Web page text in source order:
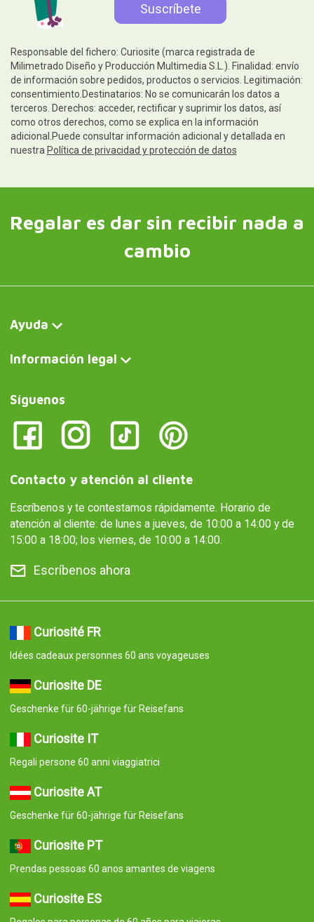
Responsable del fichero: Curiosite (marca registrada de
Milimetrado Diseño y Producción Multimedia S.L.). Finalidad: envío
de información sobre pedidos, productos o servicios. Legitimación:
consentimiento.Destinatarios: No se comunicarán los datos a
terceros. Derechos: acceder, rectificar y suprimir los datos, así
como otros derechos, como se explica en la información
adicional.Puede consultar información adicional y detallada en
nuestra Política de privacidad y protección de datos
Regalar es dar sin recibir nada a
cambio
Ayuda
Información legal
Síguenos
Contacto y atención al cliente
Escríbenos y te contestamos rápidamente. Horario de
atención al cliente: de lunes a jueves, de 10:00 a 14:00 y de
15:00 a 18:00; los viernes, de 10:00 a 14:00.
Escríbenos ahora
Curiosité FR
Idées cadeaux personnes 60 ans voyageuses
Curiosite DE
Geschenke für 60-jährige für Reisefans
Curiosite IT
Regali persone 60 anni viaggiatrici
Curiosite AT
Geschenke für 60-jährige für Reisefans
Curiosite PT
Prendas pessoas 60 anos amantes de viagens
Curiosite ES